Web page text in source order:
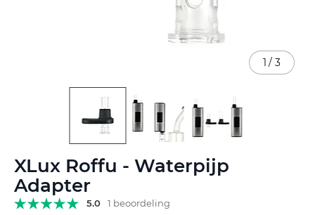
XLux Roffu - Waterpijp
Adapter
5.0 1 beoordeling
1 / 3
naar
het
begin
van